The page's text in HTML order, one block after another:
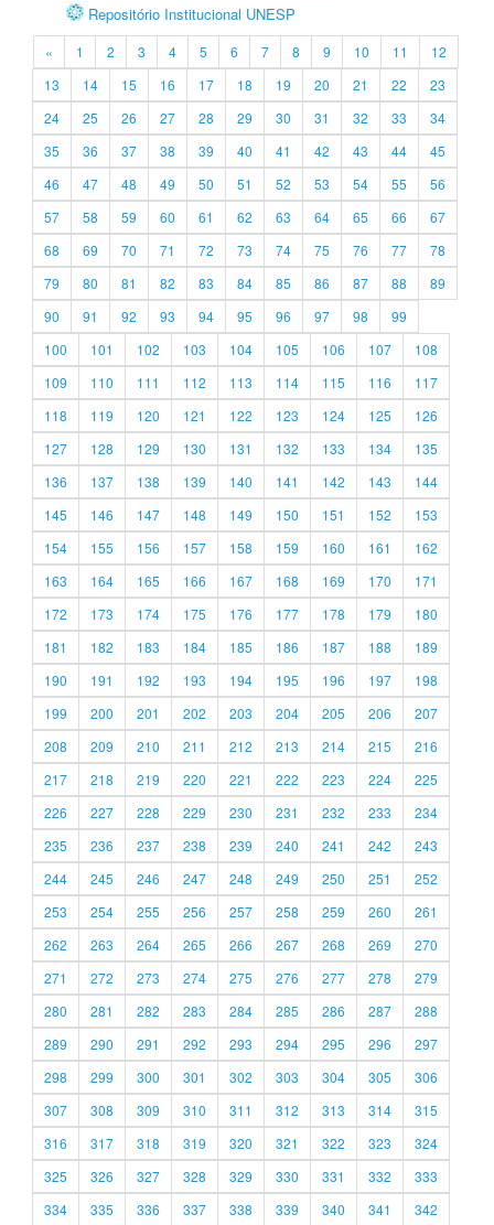
Repositório Institucional UNESP
« 1 2 3 4 5 6 7 8 9 10 11
12
13
14 15 16 17 18 19 20 21 22
23
24
25 26 27 28 29 30 31 32 33
34
35
36 37 38 39 40 41 42 43 44
45
46
47 48 49 50 51 52 53 54 55
56
57
58 59 60 61 62 63 64 65 66
67
68
69 70 71 72 73 74 75 76 77
78
79
80 81 82 83 84 85 86 87 88
89
90
91 92 93 94 95 96 97 98
99
100
101 102 103 104 105 106 107
108
109
110 111 112 113 114 115 116
117
118
119 120 121 122 123 124 125
126
127
128 129 130 131 132 133 134
135
136
137 138 139 140 141 142 143
144
145
146 147 148 149 150 151 152
153
154
155 156 157 158 159 160 161
162
163
164 165 166 167 168 169 170
171
172
173 174 175 176 177 178 179
180
181
182 183 184 185 186 187 188
189
190
191 192 193 194 195 196 197
198
199
200 201 202 203 204 205 206
207
208
209 210 211 212 213 214 215
216
217
218 219 220 221 222 223 224
225
226
227 228 229 230 231 232 233
234
235
236 237 238 239 240 241 242
243
244
245 246 247 248 249 250 251
252
253
254 255 256 257 258 259 260
261
262
263 264 265 266 267 268 269
270
271
272 273 274 275 276 277 278
279
280
281 282 283 284 285 286 287
288
289
290 291 292 293 294 295 296
297
298
299 300 301 302 303 304 305
306
307
308 309 310 311 312 313 314
315
316
317 318 319 320 321 322 323
324
325
326 327 328 329 330 331 332
333
334
335 336 337 338 339 340 341 342